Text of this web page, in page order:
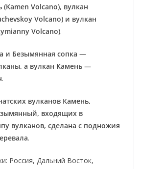
Volcano), вулкан
Volcano) и вулкан
Volcano).
и Безымянная сопка —
а вулкан Камень —
.
вулканов Камень,
входящих в
вулканов, сделана с подножия
.
Россия, Дальний Восток,